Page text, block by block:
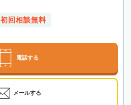
初回相談無料
電話する
メールする